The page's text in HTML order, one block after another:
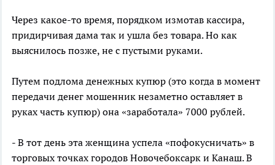
Через какое-то время, порядком измотав кассира,
придирчивая дама так и ушла без товара. Но как
выяснилось позже, не с пустыми руками.
Путем подлома денежных купюр (это когда в момент
передачи денег мошенник незаметно оставляет в
руках часть купюр) она «заработала» 7000 рублей.
- В тот день эта женщина успела «пофокусничать» в
торговых точках городов Новочебоксарк и Канаш. В